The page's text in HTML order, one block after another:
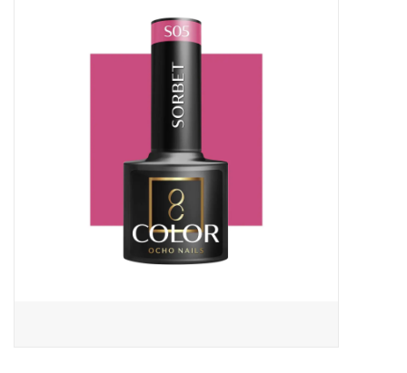
NIEUW! MBS Producten